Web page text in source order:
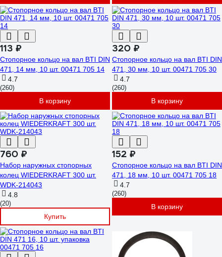
113 ₽
Стопорное кольцо на вал BTI DIN
471, 14 мм, 10 шт. 00471 705 14
4.7
(260)
В корзину
320 ₽
Стопорное кольцо на вал BTI DIN
471, 30 мм, 10 шт. 00471 705 30
4.7
(260)
В корзину
760 ₽
Набор наружных стопорных
колец WIEDERKRAFT 300 шт.
WDK-214043
4.8
(20)
Купить
152 ₽
Стопорное кольцо на вал BTI DIN
471, 18 мм, 10 шт. 00471 705 18
4.7
(260)
В корзину